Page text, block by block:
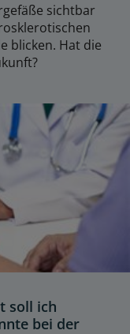
sichtbar
blicken. Hat die
soll ich
bei der